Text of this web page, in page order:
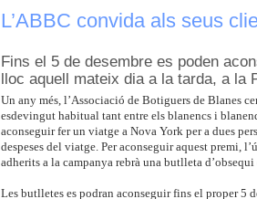
L’ABBC convida als seus
Fins el 5 de desembre es poden
lloc aquell mateix dia a la tarda, a la
Un any més, l’Associació de Botiguers de Blanes
esdevingut habitual tant entre els blanencs i
aconseguir fer un viatge a Nova York per a dues
despeses del viatge. Per aconseguir aquest premi,
adherits a la campanya rebrà una butlleta
Les butlletes es podran aconseguir fins el proper 5